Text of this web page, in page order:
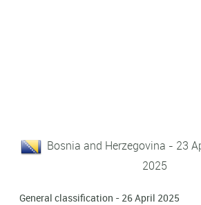
Bosnia and Herzegovina - 23
2025
General classification - 26 April 2025